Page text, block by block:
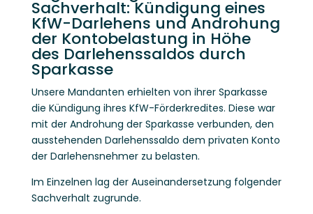
Sachverhalt: Kündigung eines
KfW-Darlehens und Androhung
der Kontobelastung in Höhe
des Darlehenssaldos durch
Sparkasse
Unsere Mandanten erhielten von ihrer Sparkasse
die Kündigung ihres KfW-Förderkredites. Diese war
mit der Androhung der Sparkasse verbunden, den
ausstehenden Darlehenssaldo dem privaten Konto
der Darlehensnehmer zu belasten.
Im Einzelnen lag der Auseinandersetzung folgender
Sachverhalt zugrunde.